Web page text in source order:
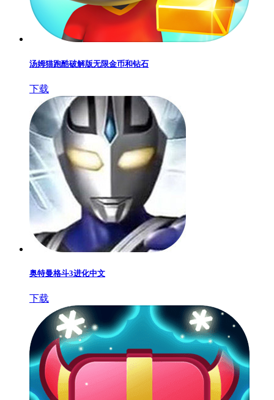
汤姆猫跑酷破解版无限金币和钻石
下载
奥特曼格斗3进化中文
下载